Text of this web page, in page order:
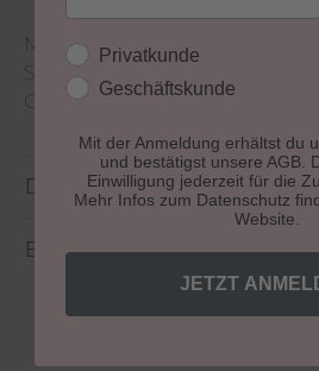
Mit dem Display der neuen
Serie präsentiert Ihr die
Care Produkte in Eurem
Details
Bewertungen
Kundengruppe
Privatkunde
Geschäftskunde
Mit der Anmeldung erhältst du
und bestätigst unsere AGB.
Einwilligung jederzeit für die
Mehr Infos zum Datenschutz
Website.
JETZT